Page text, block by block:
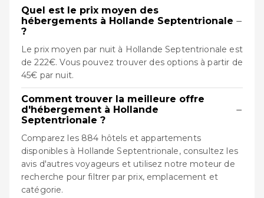
Quel est le prix moyen des
hébergements à Hollande Septentrionale
?
−
Le prix moyen par nuit à Hollande Septentrionale est
de 222€. Vous pouvez trouver des options à partir de
45€ par nuit.
Comment trouver la meilleure offre
d'hébergement à Hollande
Septentrionale ?
−
Comparez les 884 hôtels et appartements
disponibles à Hollande Septentrionale, consultez les
avis d'autres voyageurs et utilisez notre moteur de
recherche pour filtrer par prix, emplacement et
catégorie.